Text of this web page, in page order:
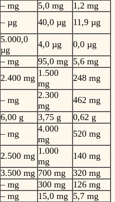
– mg 5,0 mg
1,2 mg
– µg 40,0 µg 11,9 µg
5.000,0
µg
4,0 µg
0,0 µg
– mg 95,0 mg 5,6 mg
2.400 mg 1.500
mg
248 mg
– mg
2.300
mg
462 mg
6,00 g 3,75 g
0,62 g
– mg
4.000
mg
520 mg
2.500 mg 1.000
mg
140 mg
3.500 mg 700 mg
320 mg
– mg 300 mg
126 mg
– mg 15,0 mg 5,7 mg